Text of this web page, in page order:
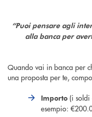
“Puoi pensare agli
alla banca per
Quando vai in banca per
una proposta per te,
Importo (i soldi
esempio: